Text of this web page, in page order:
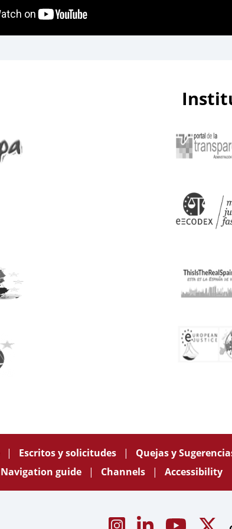
Escritos y solicitudes Quejas y
Navigation guide
Channels Accessibility